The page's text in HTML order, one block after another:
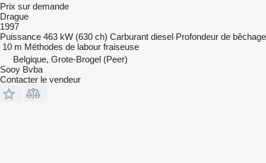
Prix sur demande
Drague
1997
Puissance 463 kW (630 ch) Carburant diesel Profondeur de bêchage
10 m Méthodes de labour fraiseuse
Belgique, Grote-Brogel (Peer)
Sooy Bvba
Contacter le vendeur